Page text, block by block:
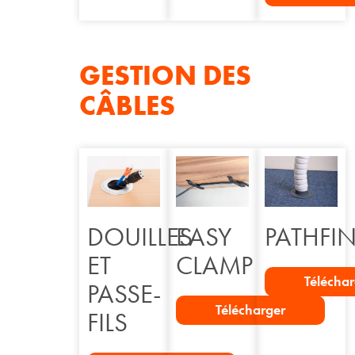
GESTION DES
CÂBLES
DOUILLES
ET
PASSE-
FILS
EASY
CLAMP
Télécharger